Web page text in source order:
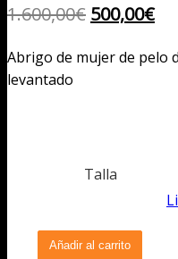
1.600,00€ El
original
500,00€El
Abrigo de mujer de pelo
levantado
Talla
Abrigo
Añadir al carrito